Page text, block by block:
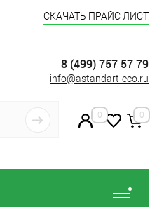
СКАЧАТЬ ПРАЙС ЛИСТ
8 (499) 757 57 79
info@astandart-eco.ru
0 0